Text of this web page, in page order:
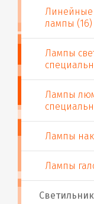
Линейные
лампы (16)
Лампы
Лампы
Лампы
Лампы